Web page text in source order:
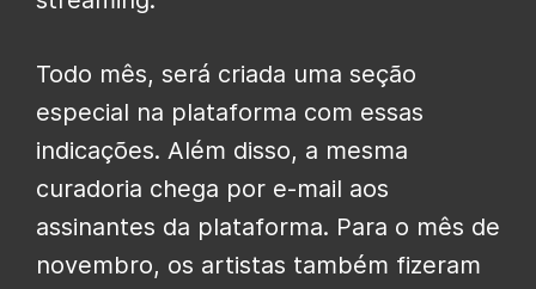
Todo mês, será criada uma seção
especial na plataforma com essas
indicações. Além disso, a mesma
curadoria chega por e-mail aos
assinantes da plataforma. Para o mês de
novembro, os artistas também fizeram